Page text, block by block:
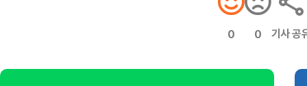
0 0 기사 공